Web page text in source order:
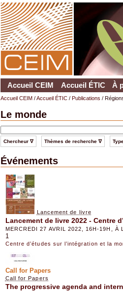
Accueil CEIM Accueil ÉTIC À
Accueil CEIM/Accueil ÉTIC/ Publications /
Le monde
Chercheur ∇ Thèmes de recherche ∇
Événements
Lancement de livre
Lancement de livre 2022 - Centre
MERCREDI 27 AVRIL 2022, 16H-19H, À
1
Centre d’études sur l’intégration et la
Call for Papers
Call for Papers
The progressive agenda and